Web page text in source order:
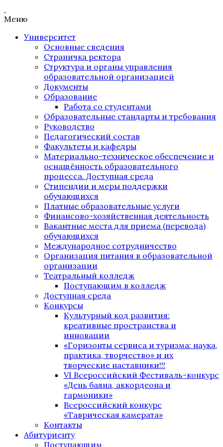
Меню
Университет
Основные сведения
Страничка ректора
Структура и органы управления
образовательной организацией
Документы
Образование
Работа со студентами
Образовательные стандарты и требования
Руководство
Педагогический состав
Факультеты и кафедры
Материально-техническое обеспечение и
оснащённость образовательного
процесса. Доступная среда
Стипендии и меры поддержки
обучающихся
Платные образовательные услуги
Финансово-хозяйственная деятельность
Вакантные места для приема (перевода)
обучающихся
Международное сотрудничество
Организация питания в образовательной
организации
Театральный колледж
Поступающим в колледж
Доступная среда
Конкурсы
Культурный код развития:
креативные пространства и
инновации
«Горизонты сервиса и туризма: наука,
практика, творчество» и их
творческие наставники!!!
VI Всероссийский Фестиваль-конкурс
«День баяна, аккордеона и
гармоники»
Всероссийский конкурс
«Таврическая камерата»
Контакты
Абитуриенту
Поступающим